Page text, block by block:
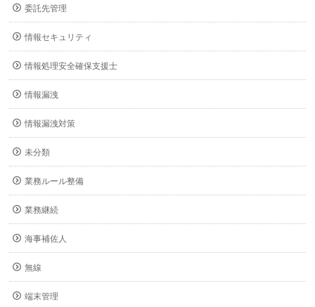
委託先管理
情報セキュリティ
情報処理安全確保支援士
情報漏洩
情報漏洩対策
未分類
業務ルール整備
業務継続
海事補佐人
無線
端末管理